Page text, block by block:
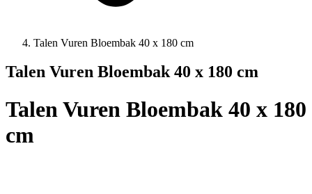
Talen Vuren Bloembak 40 x 180 cm
Talen Vuren Bloembak 40 x 180 cm
Talen Vuren Bloembak 40 x 180
cm